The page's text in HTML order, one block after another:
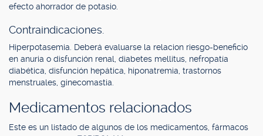
efecto ahorrador de potasio.
Contraindicaciones.
Hiperpotasemia. Deberá evaluarse la relacion riesgo-beneficio
en anuria o disfunción renal, diabetes mellitus, nefropatía
diabética, disfunción hepática, hiponatremia, trastornos
menstruales, ginecomastia.
Medicamentos relacionados
Este es un listado de algunos de los medicamentos, fármacos